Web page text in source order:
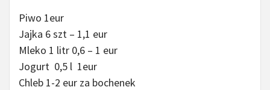
Piwo 1eur
Jajka 6 szt – 1,1 eur
Mleko 1 litr 0,6 – 1 eur
Jogurt 0,5 l 1eur
Chleb 1-2 eur za bochenek